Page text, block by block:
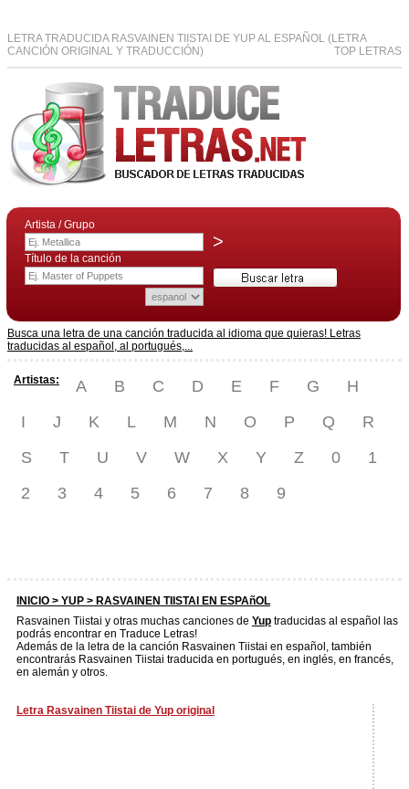
LETRA TRADUCIDA RASVAINEN TIISTAI DE YUP AL ESPAÑOL (LETRA
CANCIÓN ORIGINAL Y TRADUCCIÓN)
TOP LETRAS
Artista / Grupo
>
Título de la canción
Busca una letra de una canción traducida al idioma que quieras! Letras
traducidas al español, al portugués,...
Artistas: A B C D E F G
H
I
J K L M N O P Q
R
S
T U V W X Y Z 0
1
2
3 4 5 6 7 8 9
INICIO > YUP > RASVAINEN TIISTAI EN ESPAñOL
Rasvainen Tiistai y otras muchas canciones de Yup traducidas al español las
podrás encontrar en Traduce Letras!
Además de la letra de la canción Rasvainen Tiistai en español, también
encontrarás Rasvainen Tiistai traducida en portugués, en inglés, en francés,
en alemán y otros.
Letra Rasvainen Tiistai de Yup original